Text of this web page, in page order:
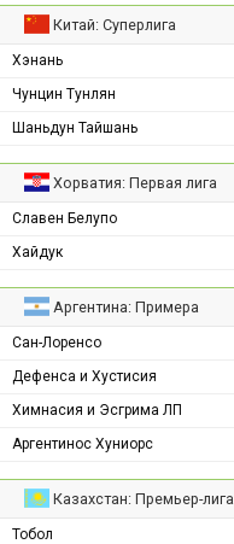
Китай: Суперлига
Хэнань
Чунцин Тунлян
Шаньдун Тайшань
Хорватия: Первая лига
Славен Белупо
Хайдук
Аргентина: Примера
Сан-Лоренсо
Дефенса и Хустисия
Химнасия и Эсгрима ЛП
Аргентинос Хуниорс
Казахстан: Премьер-лига
Тобол